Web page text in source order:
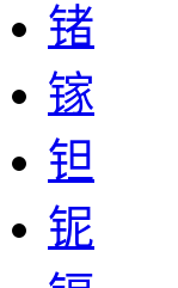
锗
镓
钽
铌